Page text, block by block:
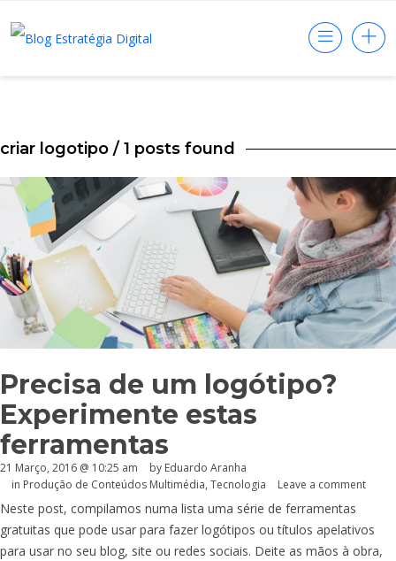
criar logotipo / 1 posts found
Precisa de um logótipo?
Experimente estas
ferramentas
21 Março, 2016 @ 10:25 am by Eduardo Aranha
in Produção de Conteúdos Multimédia, Tecnologia Leave a comment
Neste post, compilamos numa lista uma série de ferramentas
gratuitas que pode usar para fazer logótipos ou títulos apelativos
para usar no seu blog, site ou redes sociais. Deite as mãos à obra,